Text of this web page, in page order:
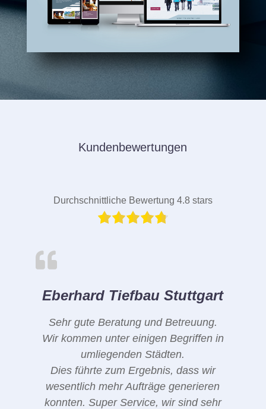
Kundenbewertungen
Durchschnittliche Bewertung 4.8 stars
Eberhard Tiefbau Stuttgart
Sehr gute Beratung und Betreuung.
Wir kommen unter einigen Begriffen in
umliegenden Städten.
Dies führte zum Ergebnis, dass wir
wesentlich mehr Aufträge generieren
konnten. Super Service, wir sind sehr